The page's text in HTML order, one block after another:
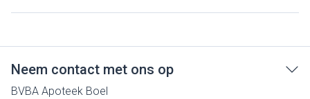
Neem contact met ons op
BVBA Apoteek Boel